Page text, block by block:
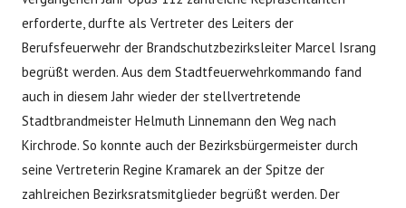
erforderte, durfte als Vertreter des Leiters der
Berufsfeuerwehr der Brandschutzbezirksleiter Marcel Israng
begrüßt werden. Aus dem Stadtfeuerwehrkommando fand
auch in diesem Jahr wieder der stellvertretende
Stadtbrandmeister Helmuth Linnemann den Weg nach
Kirchrode. So konnte auch der Bezirksbürgermeister durch
seine Vertreterin Regine Kramarek an der Spitze der
zahlreichen Bezirksratsmitglieder begrüßt werden. Der